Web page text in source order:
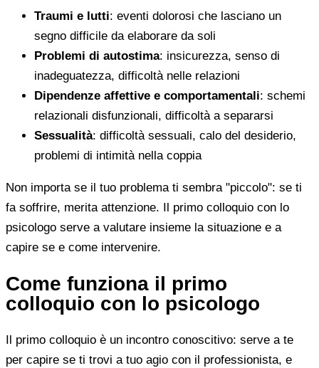
Traumi e lutti: eventi dolorosi che lasciano un
segno difficile da elaborare da soli
Problemi di autostima: insicurezza, senso di
inadeguatezza, difficoltà nelle relazioni
Dipendenze affettive e comportamentali: schemi
relazionali disfunzionali, difficoltà a separarsi
Sessualità: difficoltà sessuali, calo del desiderio,
problemi di intimità nella coppia
Non importa se il tuo problema ti sembra "piccolo": se ti
fa soffrire, merita attenzione. Il primo colloquio con lo
psicologo serve a valutare insieme la situazione e a
capire se e come intervenire.
Come funziona il primo
colloquio con lo psicologo
Il primo colloquio è un incontro conoscitivo: serve a te
per capire se ti trovi a tuo agio con il professionista, e